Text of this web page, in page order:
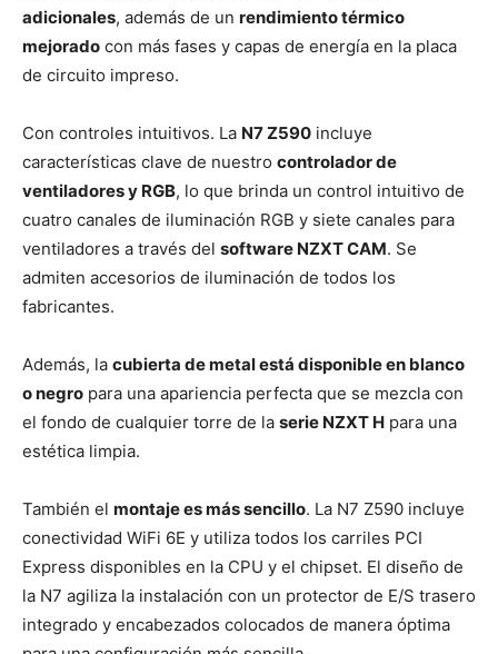
adicionales, además de un rendimiento térmico
mejorado con más fases y capas de energía en la placa
de circuito impreso.
Con controles intuitivos. La N7 Z590 incluye
características clave de nuestro controlador de
ventiladores y RGB, lo que brinda un control intuitivo de
cuatro canales de iluminación RGB y siete canales para
ventiladores a través del software NZXT CAM. Se
admiten accesorios de iluminación de todos los
fabricantes.
Además, la cubierta de metal está disponible en blanco
o negro para una apariencia perfecta que se mezcla con
el fondo de cualquier torre de la serie NZXT H para una
estética limpia.
También el montaje es más sencillo. La N7 Z590 incluye
conectividad WiFi 6E y utiliza todos los carriles PCI
Express disponibles en la CPU y el chipset. El diseño de
la N7 agiliza la instalación con un protector de E/S trasero
integrado y encabezados colocados de manera óptima